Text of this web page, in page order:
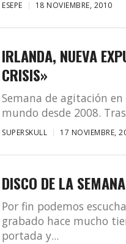
ESEPE 18 NOVIEMBRE, 2010
IRLANDA, NUEVA
CRISIS»
Semana de agitación
mundo desde 2008.
SUPERSKULL 17 NOVIEMBRE,
DISCO DE LA
Por fin podemos
grabado hace mucho
portada y...